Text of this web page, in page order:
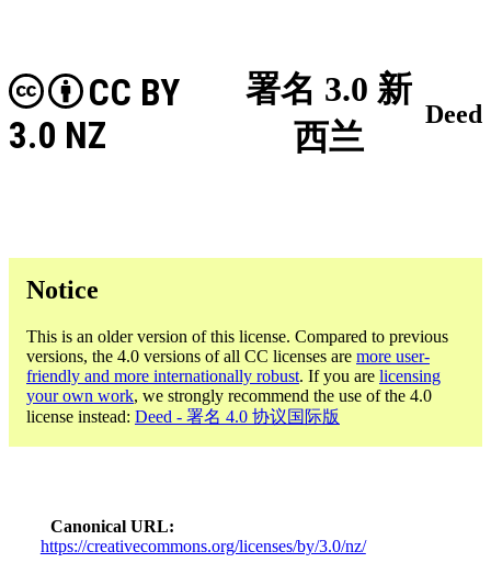
署名 3.0 新
西兰
CC BY
3.0 NZ
Deed
Notice
This is an older version of this license. Compared to previous
versions, the 4.0 versions of all CC licenses are more user-
friendly and more internationally robust. If you are licensing
your own work, we strongly recommend the use of the 4.0
license instead: Deed - 署名 4.0 协议国际版
Canonical URL
https://creativecommons.org/licenses/by/3.0/nz/